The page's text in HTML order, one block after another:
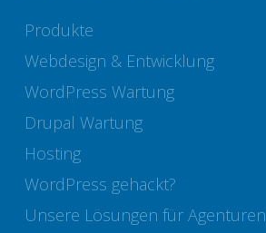
Produkte
Webdesign & Entwicklung
WordPress Wartung
Drupal Wartung
Hosting
WordPress gehackt?
Unsere Lösungen für Agenturen